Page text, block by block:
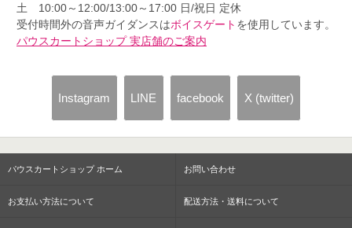
土 10:00～12:00/13:00～17:00 日/祝日 定休
受付時間外の音声ガイダンスはボイスゲート を使用しています。
パウスカートショップ 実店舗のご案内
Instagram LINE facebook X (twitter)
パウスカートショップ ホーム お問い合わせ
お支払い方法について 配送方法・送料について